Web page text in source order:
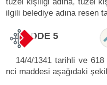
ilgili belediye adına resen
MADDE 5
14/4/1341 tarihli ve 618
nci maddesi aşağıdaki